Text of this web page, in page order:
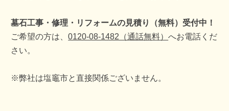
墓石工事・修理・リフォームの見積り（無料）受付中！
ご希望の方は、0120-08-1482（通話無料）へお電話くだ
さい。
※弊社は塩竈市と直接関係ございません。